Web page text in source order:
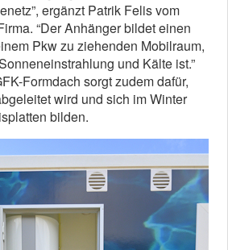
ergänzt Patrik Felis vom
“Der Anhänger bildet einen
Pkw zu ziehenden Mobilraum,
und Kälte ist.”
Formdach sorgt zudem dafür,
wird und sich im Winter
bilden.